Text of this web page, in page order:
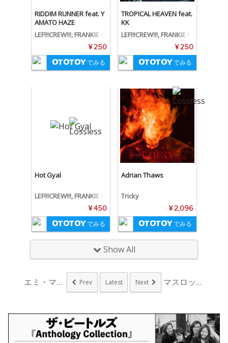
RIDDIM RUNNER feat. Y
AMATO HAZE
LEF!!!CREW!!!, FRANKIE P
ARIS, YAMATO HAZE¥ 250
でみる
TROPICAL HEAVEN feat.
KK
LEF!!!CREW!!!, FRANKIE P
¥ 250
でみる
Hot Gyal
LEF!!!CREW!!!, FRANKIE P
¥ 450
でみる
Adrian Thaws
Tricky
¥ 2,096
でみる
Show All
エミ・マイヤーと永井... Prev Latest Next マスロックをテーマに...